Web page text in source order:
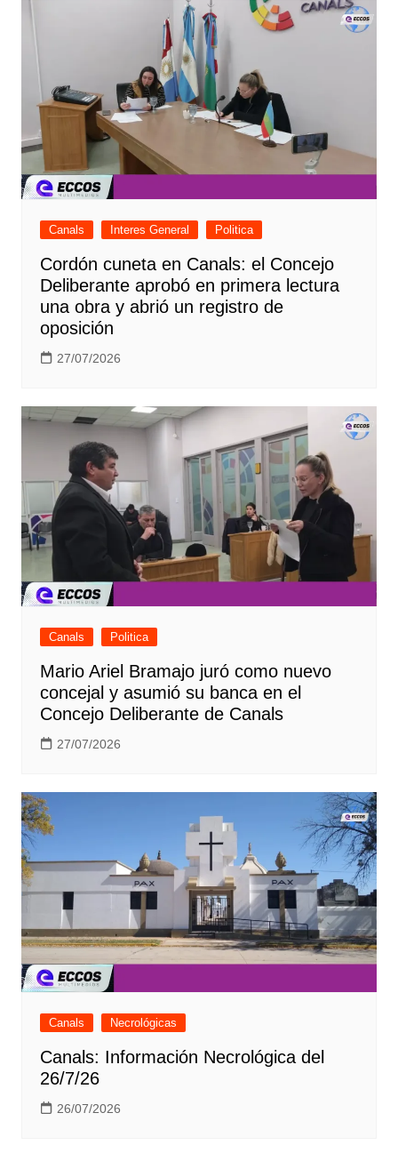
Canals Interes General Politica
Cordón cuneta en Canals: el Concejo
Deliberante aprobó en primera lectura
una obra y abrió un registro de
oposición
27/07/2026
Canals Politica
Mario Ariel Bramajo juró como nuevo
concejal y asumió su banca en el
Concejo Deliberante de Canals
27/07/2026
Canals Necrológicas
Canals: Información Necrológica del
26/7/26
26/07/2026